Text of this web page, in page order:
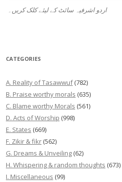
اردو اشرفیہ سائٹ کے لیئے کلک کریں۔
CATEGORIES
A. Reality of Tasawwuf(782)
B. Praise worthy morals (635)
C. Blame worthy Morals (561)
D. Acts of Worship (998)
E. States (669)
F. Zikir & fikr (562)
G. Dreams & Unveiling (62)
H. Whispering & random thoughts (673)
I. Miscellaneous (99)